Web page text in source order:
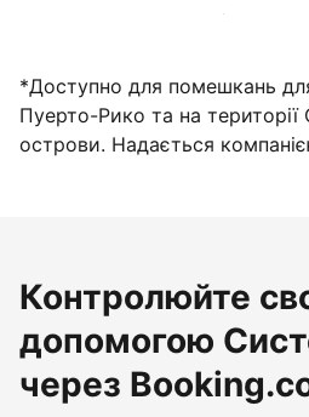
Зареєструвати помешкання
*Доступно для помешкань
Пуерто-Рико та на території
острови. Надається
Контролюйте
допомогою
через